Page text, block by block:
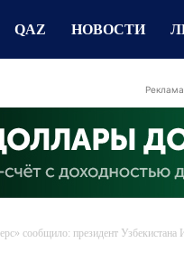
QAZ НОВОСТИ
Реклама
сообщило: президент